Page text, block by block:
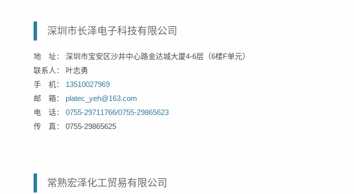
深圳市长泽电子科技有限公司
地 址： 深圳市宝安区沙井中心路金达城大厦4-6层（6楼F单元）
联系人： 叶志勇
手 机： 13510027969
邮 箱： platec_yeh@163.com
电 话： 0755-29711766/0755-29865623
传 真： 0755-29865625
常熟宏泽化工贸易有限公司